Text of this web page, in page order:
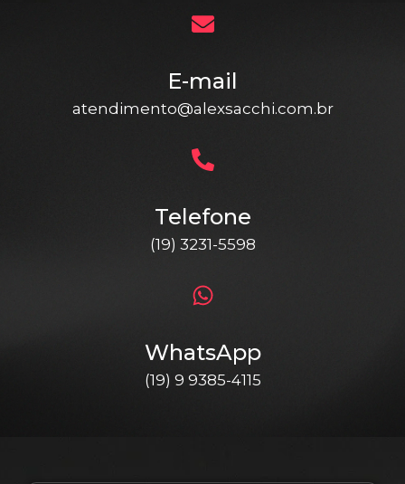
E-mail
atendimento@alexsacchi.com.br
Telefone
(19) 3231-5598
WhatsApp
(19) 9 9385-4115